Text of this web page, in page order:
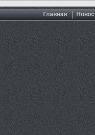
Главная